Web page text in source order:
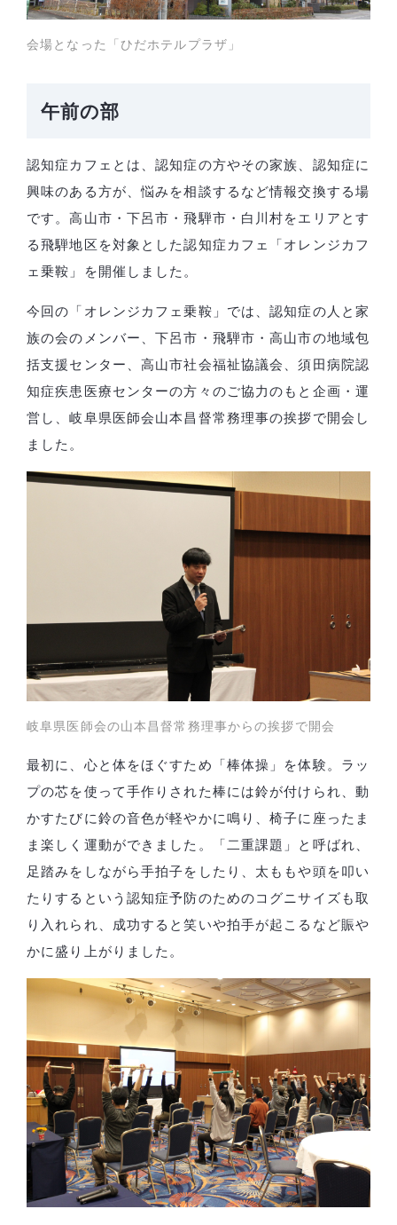
会場となった「ひだホテルプラザ」
午前の部
認知症カフェとは、認知症の方やその家族、認知症に
興味のある方が、悩みを相談するなど情報交換する場
です。高山市・下呂市・飛騨市・白川村をエリアとす
る飛騨地区を対象とした認知症カフェ「オレンジカフ
ェ乗鞍」を開催しました。
今回の「オレンジカフェ乗鞍」では、認知症の人と家
族の会のメンバー、下呂市・飛騨市・高山市の地域包
括支援センター、高山市社会福祉協議会、須田病院認
知症疾患医療センターの方々のご協力のもと企画・運
営し、岐阜県医師会山本昌督常務理事の挨拶で開会し
ました。
岐阜県医師会の山本昌督常務理事からの挨拶で開会
最初に、心と体をほぐすため「棒体操」を体験。ラッ
プの芯を使って手作りされた棒には鈴が付けられ、動
かすたびに鈴の音色が軽やかに鳴り、椅子に座ったま
ま楽しく運動ができました。「二重課題」と呼ばれ、
足踏みをしながら手拍子をしたり、太ももや頭を叩い
たりするという認知症予防のためのコグニサイズも取
り入れられ、成功すると笑いや拍手が起こるなど賑や
かに盛り上がりました。